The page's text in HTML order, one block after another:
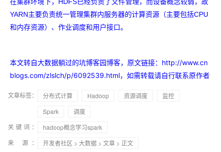
YARN主要负责统一管理集群内服务器的计算资源（主要包括CPU
和内存资源）、作业调度和用户接口。
本文转自大数据躺过的坑博客园博客，原文链接：http://www.cn
blogs.com/zlslch/p/6092539.html，如需转载请自行联系原作者
文章标签： 分布式计算 Hadoop 资源调度
监控
Spark
调度
关键词：
hadoop概念学习spark
来 源：
开发者社区 > 大数据 > 文章 > 正文